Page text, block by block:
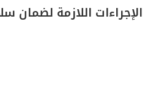
اللازمة لضمان